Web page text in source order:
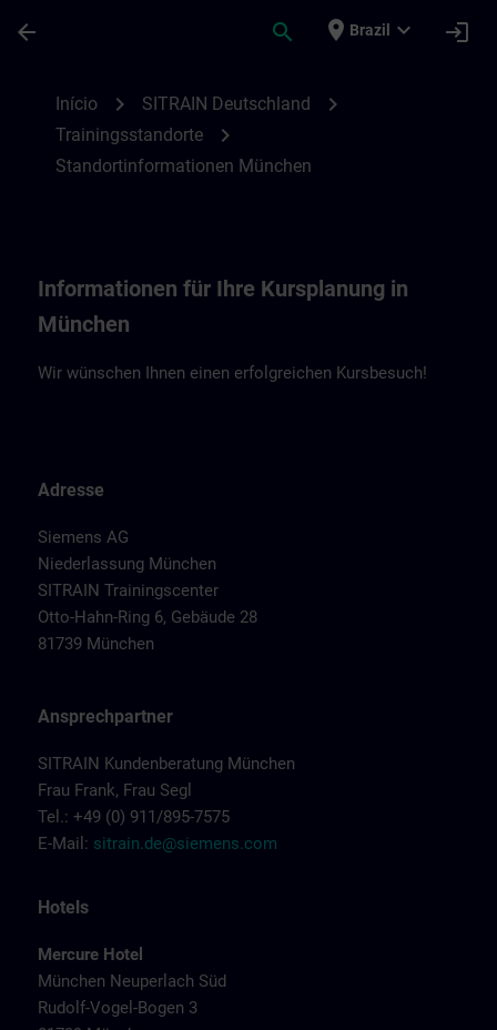
arrow_back search place Brazil expand_more login
Início chevron_right SITRAIN Deutschland chevron_right
Trainingsstandorte chevron_right
Standortinformationen München
Informationen für Ihre Kursplanung in
München
Wir wünschen Ihnen einen erfolgreichen Kursbesuch!
Adresse
Siemens AG
Niederlassung München
SITRAIN Trainingscenter
Otto-Hahn-Ring 6, Gebäude 28
81739 München
Ansprechpartner
SITRAIN Kundenberatung München
Frau Frank, Frau Segl
Tel.: +49 (0) 911/895-7575
E-Mail: sitrain.de@siemens.com
Hotels
Mercure Hotel
München Neuperlach Süd
Rudolf-Vogel-Bogen 3